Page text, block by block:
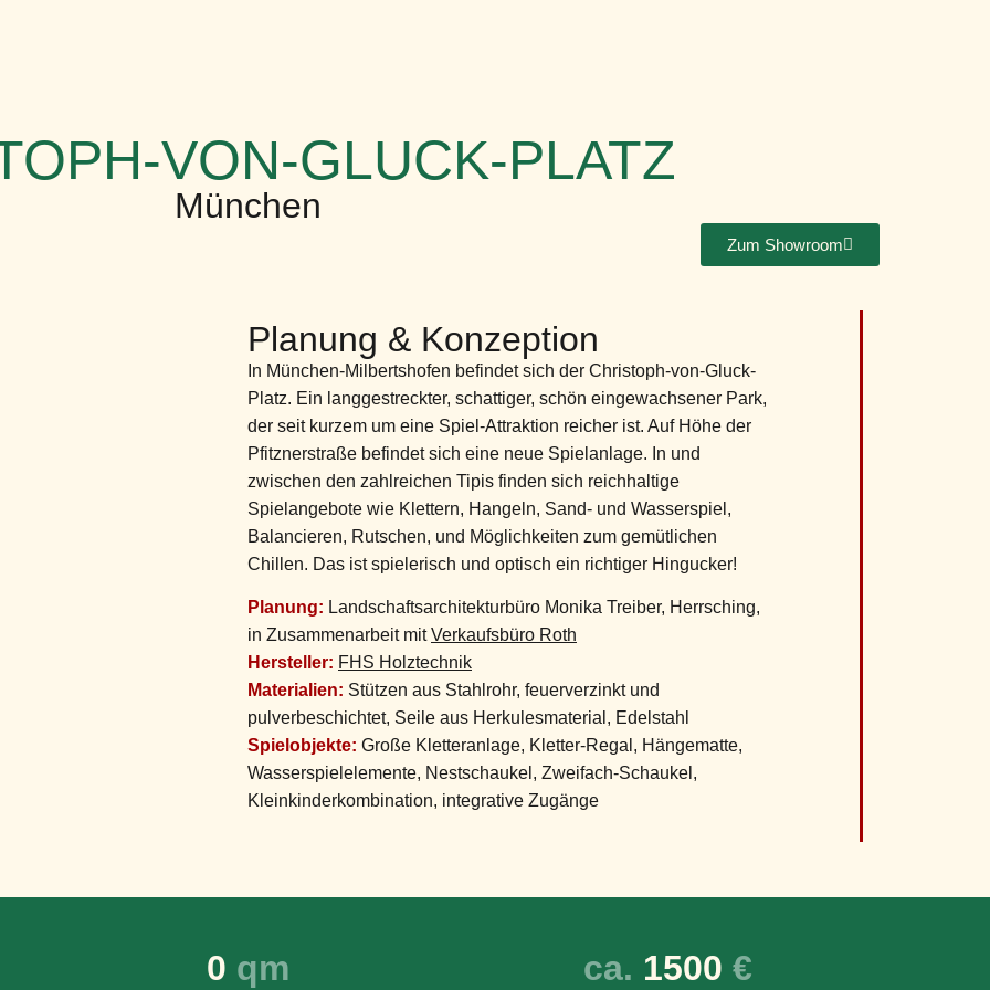
VON-GLUCK-PLATZ
München
Zum Showroom
Planung & Konzeption
In München-Milbertshofen befindet sich der Christoph-von-Gluck-
Platz. Ein langgestreckter, schattiger, schön eingewachsener Park,
der seit kurzem um eine Spiel-Attraktion reicher ist. Auf Höhe der
Pfitznerstraße befindet sich eine neue Spielanlage. In und
zwischen den zahlreichen Tipis finden sich reichhaltige
Spielangebote wie Klettern, Hangeln, Sand- und Wasserspiel,
Balancieren, Rutschen, und Möglichkeiten zum gemütlichen
Chillen. Das ist spielerisch und optisch ein richtiger Hingucker!
Planung: Landschaftsarchitekturbüro Monika Treiber, Herrsching,
in Zusammenarbeit mitVerkaufsbüro Roth
Hersteller: FHS Holztechnik
Materialien: Stützen aus Stahlrohr, feuerverzinkt und
pulverbeschichtet, Seile aus Herkulesmaterial, Edelstahl
Spielobjekte: Große Kletteranlage, Kletter-Regal, Hängematte,
Wasserspielelemente, Nestschaukel, Zweifach-Schaukel,
Kleinkinderkombination, integrative Zugänge
0 qm ca. 1500 €